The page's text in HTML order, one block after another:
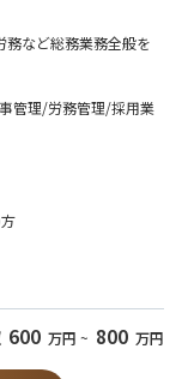
します。
可能です)
など総務業務全般を
管理/労務管理/採用業
画することが可能で
た事業基盤で総務/経
600 万円 ~ 800 万円